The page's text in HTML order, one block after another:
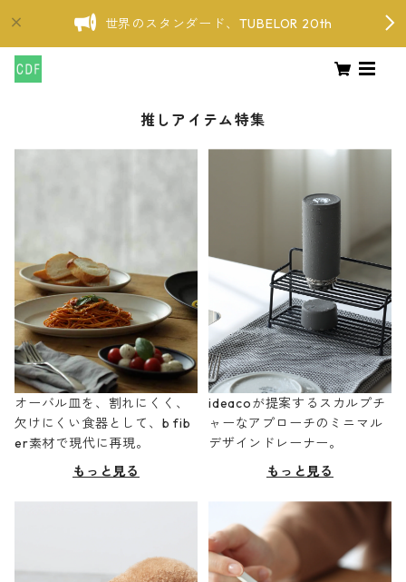
世界のスタンダード、TUBELOR 20th
推しアイテム特集
オーバル皿を、割れにくく、
欠けにくい食器として、b fib
er素材で現代に再現。
もっと見る
ideacoが提案するスカルプチ
ャーなアプローチのミニマル
デザインドレーナー。
もっと見る